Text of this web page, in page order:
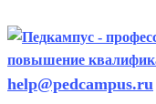
help@pedcampus.ru